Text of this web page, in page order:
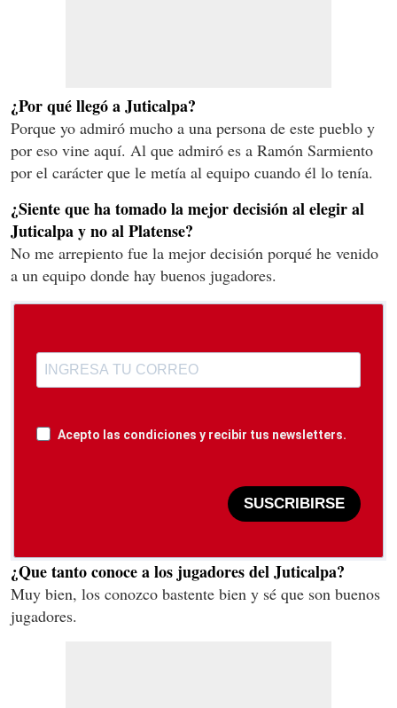
¿Por qué llegó a Juticalpa?
Porque yo admiró mucho a una persona de este pueblo y
por eso vine aquí. Al que admiró es a Ramón Sarmiento
por el carácter que le metía al equipo cuando él lo tenía.
¿Siente que ha tomado la mejor decisión al elegir al
Juticalpa y no al Platense?
No me arrepiento fue la mejor decisión porqué he venido
a un equipo donde hay buenos jugadores.
Acepto las condiciones y recibir tus newsletters.
SUSCRIBIRSE
¿Que tanto conoce a los jugadores del Juticalpa?
Muy bien, los conozco bastente bien y sé que son buenos
jugadores.